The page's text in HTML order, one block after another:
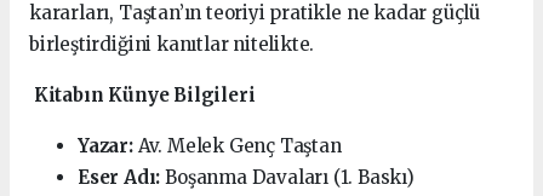
kararları, Taştan’ın teoriyi pratikle ne kadar güçlü
birleştirdiğini kanıtlar nitelikte.
Kitabın Künye Bilgileri
Yazar:Av. Melek Genç Taştan
Eser Adı: Boşanma Davaları (1. Baskı)